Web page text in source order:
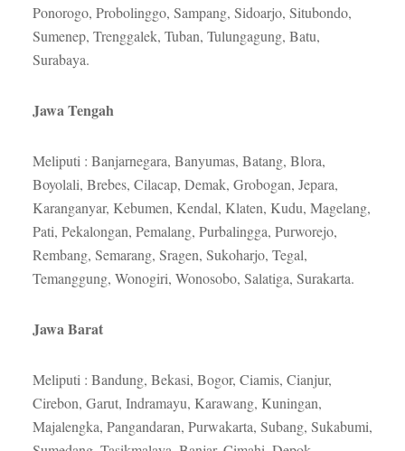
Ponorogo, Probolinggo, Sampang, Sidoarjo, Situbondo,
Sumenep, Trenggalek, Tuban, Tulungagung, Batu,
Surabaya.
JawaTengah
Meliputi : Banjarnegara, Banyumas, Batang, Blora,
Boyolali, Brebes, Cilacap, Demak, Grobogan, Jepara,
Karanganyar, Kebumen, Kendal, Klaten, Kudu, Magelang,
Pati, Pekalongan, Pemalang, Purbalingga, Purworejo,
Rembang, Semarang, Sragen, Sukoharjo, Tegal,
Temanggung, Wonogiri, Wonosobo, Salatiga, Surakarta.
Jawa Barat
Meliputi : Bandung, Bekasi, Bogor, Ciamis, Cianjur,
Cirebon, Garut, Indramayu, Karawang, Kuningan,
Majalengka, Pangandaran, Purwakarta, Subang, Sukabumi,